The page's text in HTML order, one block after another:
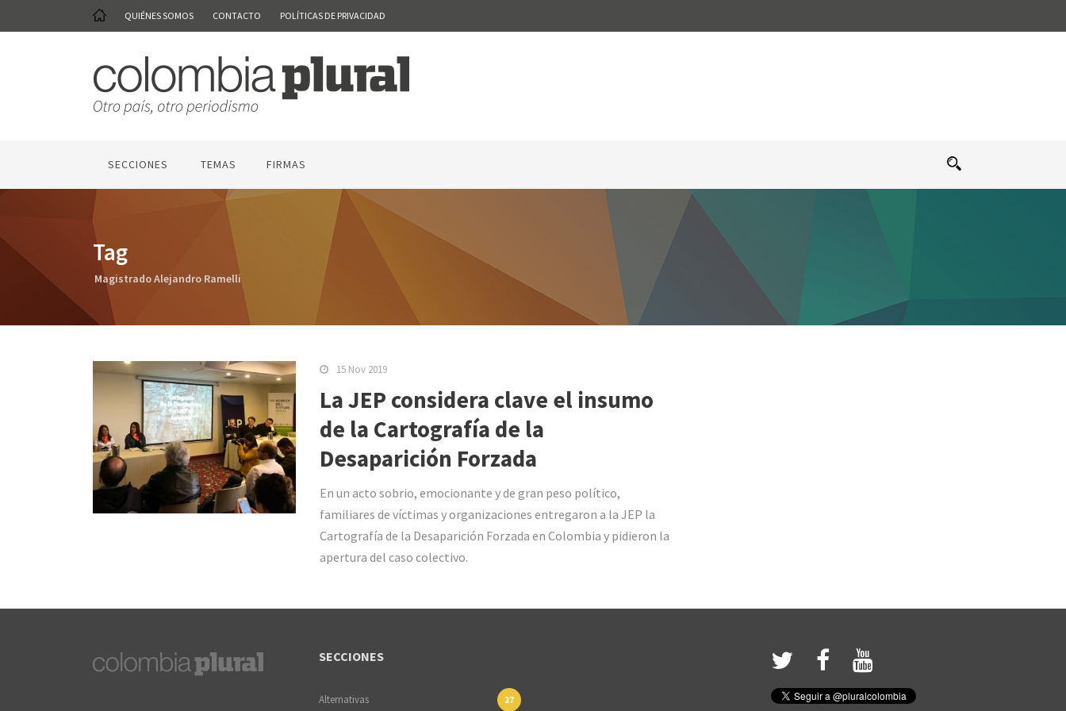
QUIÉNES SOMOS CONTACTO POLÍTICAS DE PRIVACIDAD
SECCIONES TEMAS FIRMAS
Tag
Magistrado Alejandro Ramelli
15 Nov 2019
La JEP considera clave el insumo
de la Cartografía de la
Desaparición Forzada
En un acto sobrio, emocionante y de gran peso político,
familiares de víctimas y organizaciones entregaron a la JEP la
Cartografía de la Desaparición Forzada en Colombia y pidieron la
apertura del caso colectivo.
SECCIONES
Alternativas 27